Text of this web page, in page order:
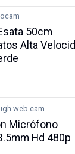
50cm
Alta Velocid
web cam
Micrófono
Hd 480p